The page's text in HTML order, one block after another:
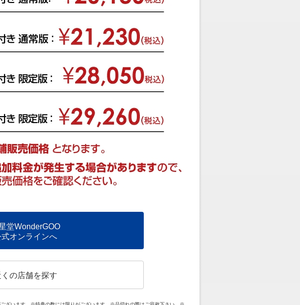
堂WonderGOO
式オンラインへ
の店舗を探す